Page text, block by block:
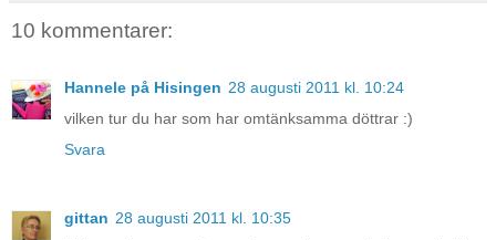
10 kommentarer:
Hannele på Hisingen 28 augusti 2011 kl. 10:24
vilken tur du har som har omtänksamma döttrar :)
Svara
gittan 28 augusti 2011 kl. 10:35